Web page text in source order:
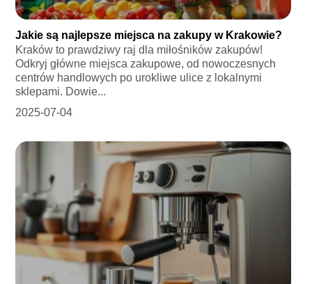
Jakie są najlepsze miejsca na zakupy w Krakowie?
Kraków to prawdziwy raj dla miłośników zakupów!
Odkryj główne miejsca zakupowe, od nowoczesnych
centrów handlowych po urokliwe ulice z lokalnymi
sklepami. Dowie...
2025-07-04